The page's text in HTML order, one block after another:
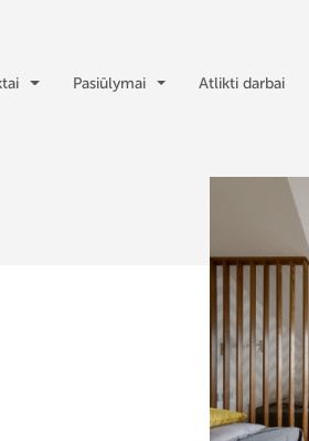
Pasiūlymai Atlikti darbai